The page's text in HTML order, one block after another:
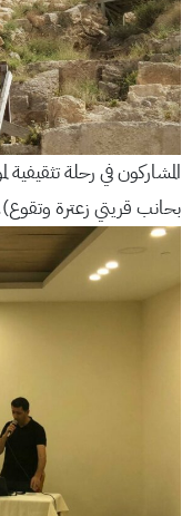
المشاركون في رحلة
بحانب قريتي زعترة